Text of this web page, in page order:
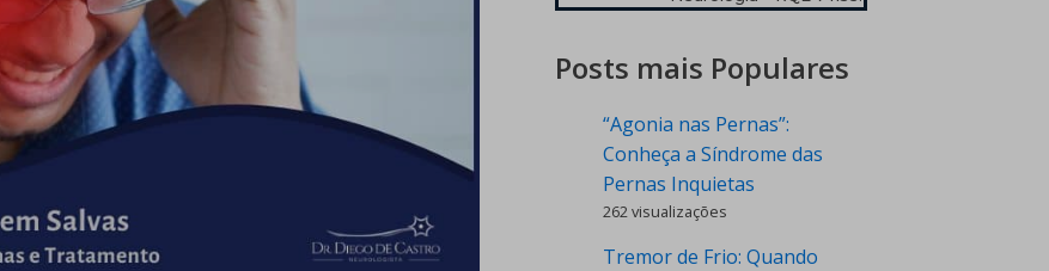
Posts mais Populares
“Agonia nas Pernas”:
Conheça a Síndrome das
Pernas Inquietas
262 visualizações
Tremor de Frio: Quando